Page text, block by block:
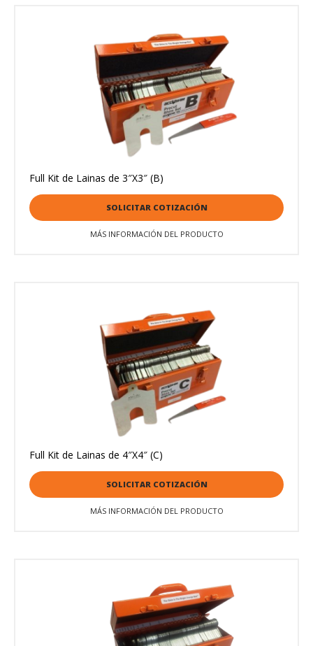
Full Kit de Lainas de 3″X3″ (B)
SOLICITAR COTIZACIÓN
MÁS INFORMACIÓN DEL PRODUCTO
Full Kit de Lainas de 4″X4″ (C)
SOLICITAR COTIZACIÓN
MÁS INFORMACIÓN DEL PRODUCTO